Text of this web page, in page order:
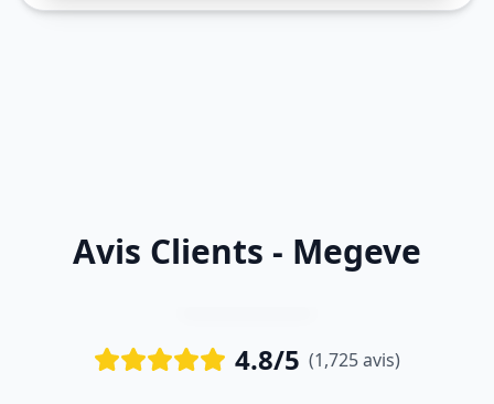
Avis Clients - Megeve
4.8/5 (1,725 avis)